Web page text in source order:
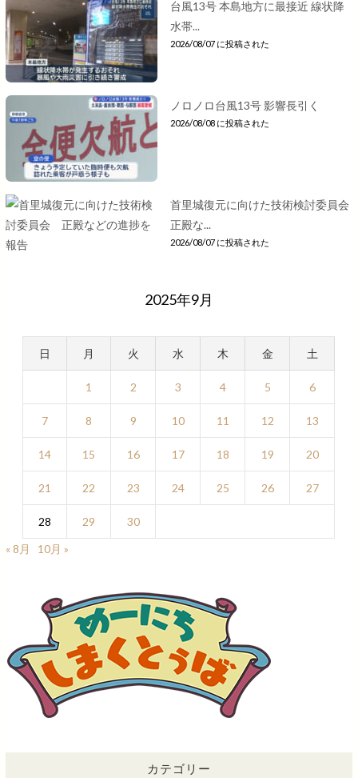
台風13号 本島地方に最接近 線状降
水帯...
2026/08/07 に投稿された
ノロノロ台風13号 影響長引く
2026/08/08 に投稿された
首里城復元に向けた技術検討委員会
正殿な...
2026/08/07 に投稿された
2025年9月
日 月 火 水 木 金 土
1 2 3 4 5 6
7 8 9 10 11 12 13
14 15 16 17 18 19 20
21 22 23 24 25 26 27
28 29
30
« 8月
10月 »
カテゴリー